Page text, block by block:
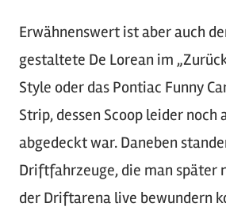
Erwähnenswert ist aber auch
gestaltete De Lorean im
Style oder das Pontiac Funny
Strip, dessen Scoop leider noch
abgedeckt war. Daneben
Driftfahrzeuge, die man später
der Driftarena live bewundern